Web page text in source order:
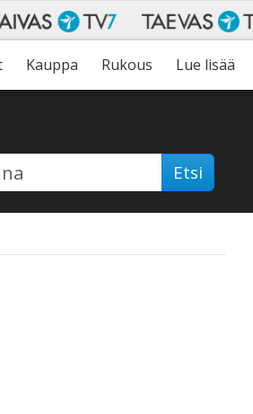
Kauppa Rukous Lue lisää
Etsi